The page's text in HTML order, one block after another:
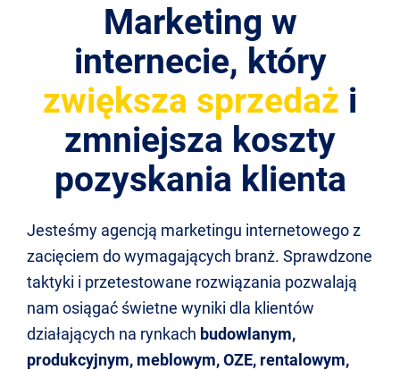
Marketing w
internecie, który
zwiększa sprzedaż i
zmniejsza koszty
pozyskania klienta
Jesteśmy agencją marketingu internetowego z
zacięciem do wymagających branż. Sprawdzone
taktyki i przetestowane rozwiązania pozwalają
nam osiągać świetne wyniki dla klientów
działających na rynkach budowlanym,
produkcyjnym, meblowym, OZE, rentalowym,